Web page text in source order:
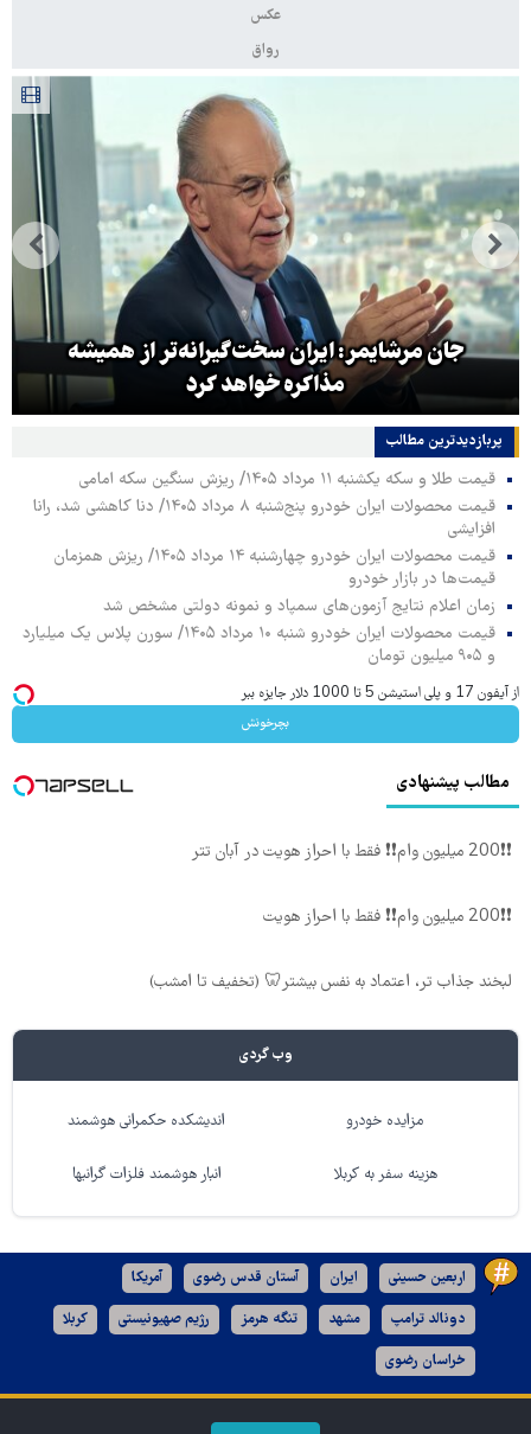
عکس
رواق
جان مرشایمر: ایران سخت‌گیرانه‌تر از همیشه
مذاکره خواهد کرد
پربازدیدترین‌ مطالب
قیمت طلا و سکه یکشنبه ۱۱ مرداد ۱۴۰۵/ ریزش سنگین سکه امامی
قیمت محصولات ایران خودرو پنج‌شنبه ۸ مرداد ۱۴۰۵/ دنا کاهشی شد، رانا
افزایشی
قیمت محصولات ایران خودرو چهارشنبه ۱۴ مرداد ۱۴۰۵/ ریزش همزمان
قیمت‌ها در بازار خودرو
زمان اعلام نتایج آزمون‌های سمپاد و نمونه دولتی مشخص شد
قیمت محصولات ایران خودرو شنبه ۱۰ مرداد ۱۴۰۵/ سورن پلاس یک میلیارد
و ۹۰۵ میلیون تومان
از آیفون 17 و پلی استیشن 5 تا 1000 دلار جایزه ببر
بچرخونش
مطالب پیشنهادی
❗❗200 میلیون وام❗❗ فقط با احراز هویت در آبان تتر
❗❗200 میلیون وام❗❗ فقط با احراز هویت
لبخند جذاب تر، اعتماد به نفس بیشتر🦷 (تخفیف تا امشب)
وب گردی
مزایده خودرو اندیشکده حکمرانی هوشمند
هزینه سفر به کربلا انبار هوشمند فلزات گرانبها
اربعین حسینی ایران آستان قدس رضوی آمریکا
دونالد ترامپ مشهد تنگه هرمز رژیم صهیونیستی کربلا
خراسان رضوی